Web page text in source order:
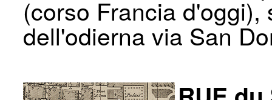
(corso Francia
dell'odierna via San